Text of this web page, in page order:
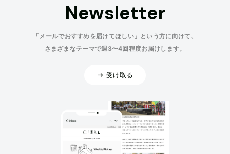
Newsletter
「メールでおすすめを届けてほしい」という方に向けて、
さまざまなテーマで週3〜4回程度お届けします。
受け取る